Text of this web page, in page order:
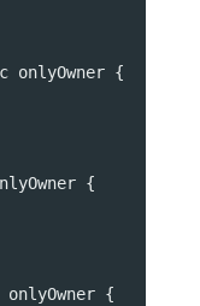
onlyOwner {
{
onlyOwner {